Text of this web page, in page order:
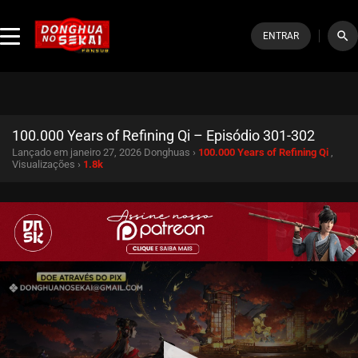
ENTRAR search
100.000 Years of Refining Qi – Episódio 301-302
Lançado em janeiro 27, 2026 Donghuas › 100.000 Years of Refining Qi
Visualizações › 1.8k